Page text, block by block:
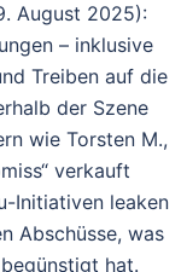
August 2025):
– inklusive
Treiben auf die
der Szene
wie Torsten M.,
verkauft
Initiativen leaken
Abschüsse, was
hat.